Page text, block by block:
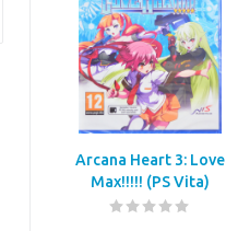
Arcana Heart 3: Love
Max!!!!! (PS Vita)